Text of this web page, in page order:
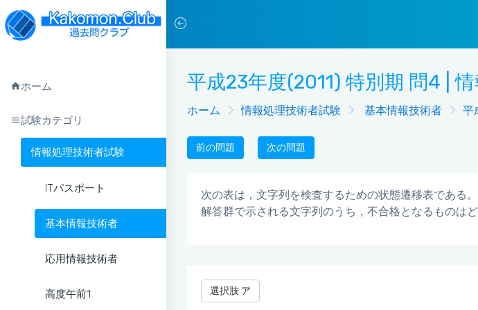
ホーム
試験カテゴリ
情報処理技術者試験
ITパスポート
基本情報技術者
応用情報技術者
高度午前1
平成23年度(2011) 特別期 問4 |
ホーム 情報処理技術者試験 基本情報技術者 平
前の問題 次の問題
次の表は，文字列を検査するための状態遷移表である
解答群で示される文字列のうち，不合格となるものは
選択肢 ア